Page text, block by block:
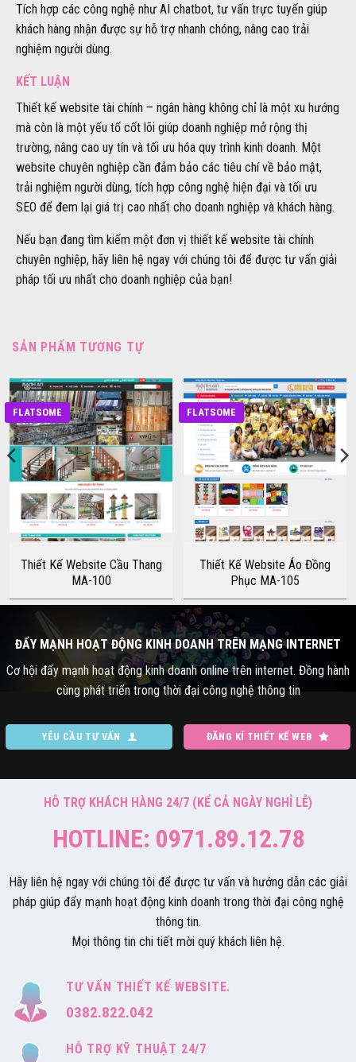
Tích hợp các công nghệ như AI chatbot, tư vấn trực tuyến giúp
khách hàng nhận được sự hỗ trợ nhanh chóng, nâng cao trải
nghiệm người dùng.
KẾT LUẬN
Thiết kế website tài chính – ngân hàng không chỉ là một xu hướng
mà còn là một yếu tố cốt lõi giúp doanh nghiệp mở rộng thị
trường, nâng cao uy tín và tối ưu hóa quy trình kinh doanh. Một
website chuyên nghiệp cần đảm bảo các tiêu chí về bảo mật,
trải nghiệm người dùng, tích hợp công nghệ hiện đại và tối ưu
SEO để đem lại giá trị cao nhất cho doanh nghiệp và khách hàng.
Nếu bạn đang tìm kiếm một đơn vị thiết kế website tài chính
chuyên nghiệp, hãy liên hệ ngay với chúng tôi để được tư vấn giải
pháp tối ưu nhất cho doanh nghiệp của bạn!
SẢN PHẨM TƯƠNG TỰ
FLATSOME
Thiết Kế Website Cầu Thang
MA-100
FLATSOME
Thiết Kế Website Áo Đồng
Phục MA-105
ĐẨY MẠNH HOẠT ĐỘNG KINH DOANH TRÊN MẠNG INTERNET
Cơ hội đẩy mạnh hoạt động kinh doanh online trên internet. Đồng hành
cùng phát triển trong thời đại công nghệ thông tin
YÊU CẦU TƯ VẤN ĐĂNG KÍ THIẾT KẾ WEB
HỖ TRỢ KHÁCH HÀNG 24/7 (KỂ CẢ NGÀY NGHỈ LỄ)
HOTLINE: 0971.89.12.78
Hãy liên hệ ngay với chúng tôi để được tư vấn và hướng dẫn các giải
pháp giúp đẩy mạnh hoạt động kinh doanh trong thời đại công nghệ
thông tin.
Mọi thông tin chi tiết mời quý khách liên hệ.
TƯ VẤN THIẾT KẾ WEBSITE.
0382.822.042
HỖ TRỢ KỸ THUẬT 24/7